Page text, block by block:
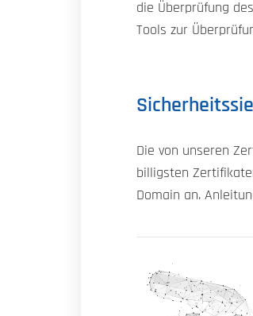
die Überprüfung
Tools zur
Die von unseren
billigsten
Domain an.